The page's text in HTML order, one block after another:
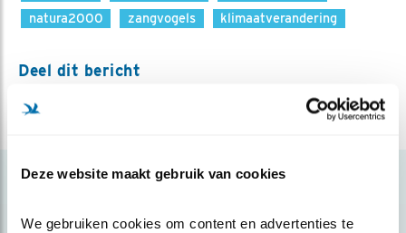
Deze website maakt gebruik van cookies
We gebruiken cookies om content en advertenties te
natura2000
zangvogels klimaatverandering
Deel dit bericht
Gerelateerde items